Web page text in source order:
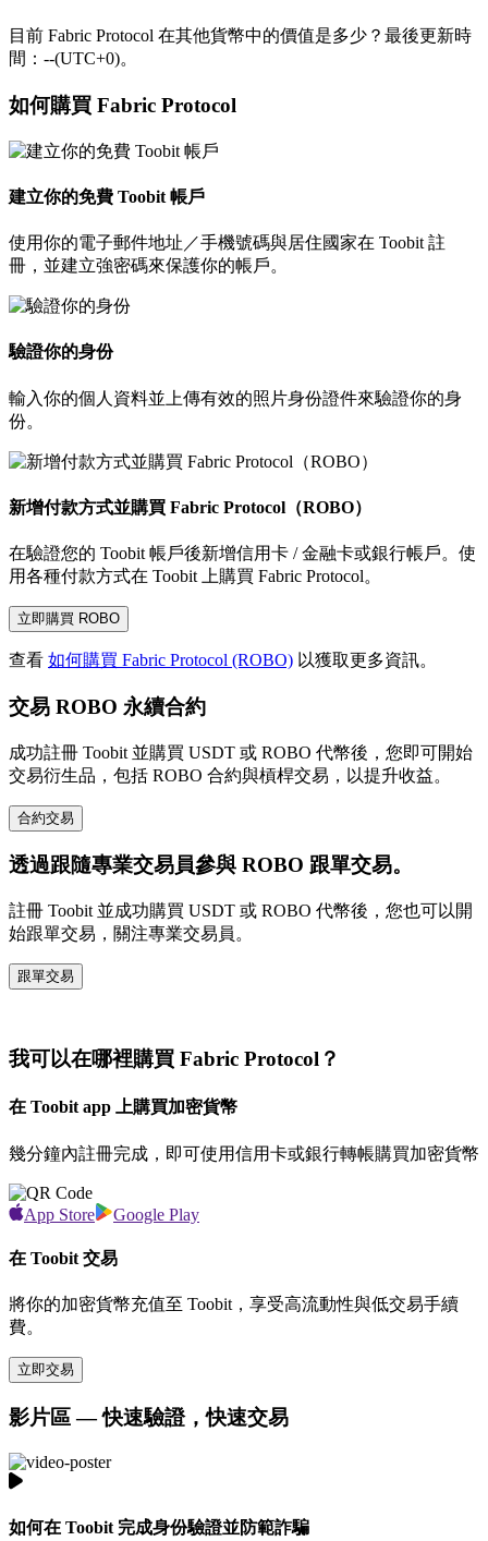
目前 Fabric Protocol 在其他貨幣中的價值是多少？最後更新時
間：--(UTC+0)。
如何購買 Fabric Protocol
建立你的免費 Toobit 帳戶
使用你的電子郵件地址／手機號碼與居住國家在 Toobit 註
冊，並建立強密碼來保護你的帳戶。
驗證你的身份
輸入你的個人資料並上傳有效的照片身份證件來驗證你的身
份。
新增付款方式並購買 Fabric Protocol（ROBO）
在驗證您的 Toobit 帳戶後新增信用卡 / 金融卡或銀行帳戶。使
用各種付款方式在 Toobit 上購買 Fabric Protocol。
立即購買 ROBO
查看 如何購買 Fabric Protocol (ROBO) 以獲取更多資訊。
交易 ROBO 永續合約
成功註冊 Toobit 並購買 USDT 或 ROBO 代幣後，您即可開始
交易衍生品，包括 ROBO 合約與槓桿交易，以提升收益。
合約交易
透過跟隨專業交易員參與 ROBO 跟單交易。
註冊 Toobit 並成功購買 USDT 或 ROBO 代幣後，您也可以開
始跟單交易，關注專業交易員。
跟單交易
我可以在哪裡購買 Fabric Protocol？
在 Toobit app 上購買加密貨幣
幾分鐘內註冊完成，即可使用信用卡或銀行轉帳購買加密貨幣
App Store Google Play
在 Toobit 交易
將你的加密貨幣充值至 Toobit，享受高流動性與低交易手續
費。
立即交易
影片區 — 快速驗證，快速交易
如何在 Toobit 完成身份驗證並防範詐騙